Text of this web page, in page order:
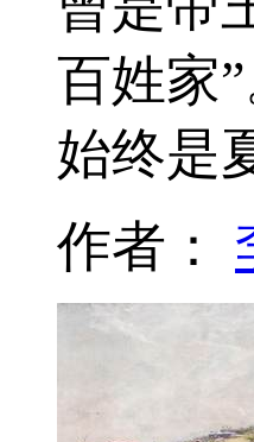
百姓家
始终是
作者：